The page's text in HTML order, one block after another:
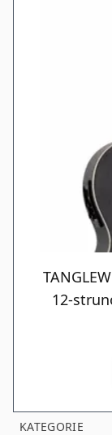
KATEGORIE
12-